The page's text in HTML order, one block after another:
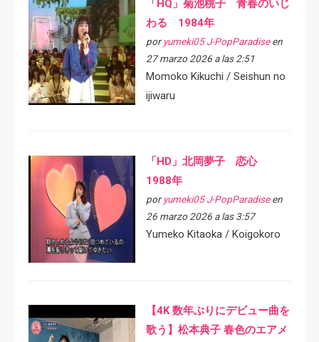
「HQ」菊池桃子 青春のいじ
わる 1984年
por yumeki05 J-PopParadiseen
27 marzo 2026 a las 2:51
Momoko Kikuchi / Seishun no
ijiwaru
「HD」北岡夢子 恋心
1988年
por yumeki05 J-PopParadiseen
26 marzo 2026 a las 3:57
Yumeko Kitaoka / Koigokoro
【4K 数年ぶりにデビュー曲を
歌う】松本典子 春色のエアメ